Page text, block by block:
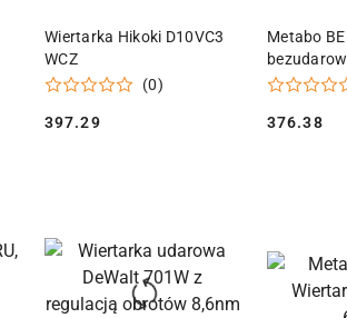
Wiertarka Hikoki D10VC3
WCZ
(0)
Cena:
397.29
DODAJ DO KOSZYKA
Metabo
zębaty
Cena:
376.38